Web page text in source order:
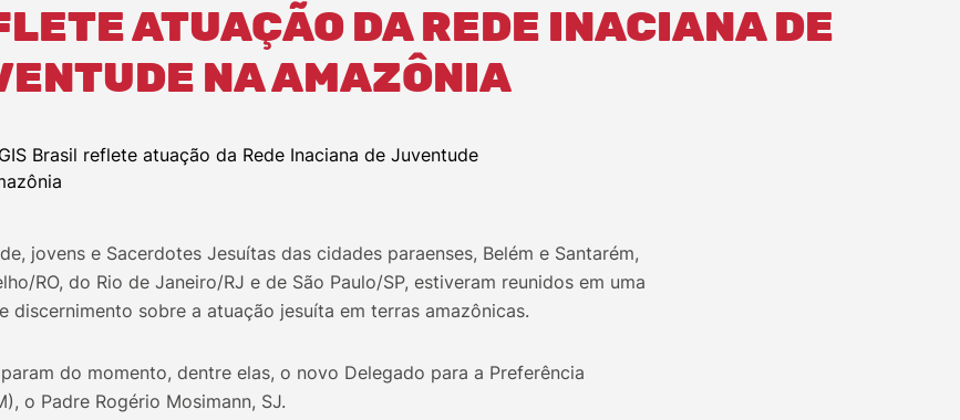
ATUAÇÃO DA REDE INACIANA DE
NA AMAZÔNIA
jovens e Sacerdotes Jesuítas das cidades paraenses, Belém e Santarém,
RO, do Rio de Janeiro/RJ e de São Paulo/SP, estiveram reunidos em uma
discernimento sobre a atuação jesuíta em terras amazônicas.
do momento, dentre elas, o novo Delegado para a Preferência
o Padre Rogério Mosimann, SJ.